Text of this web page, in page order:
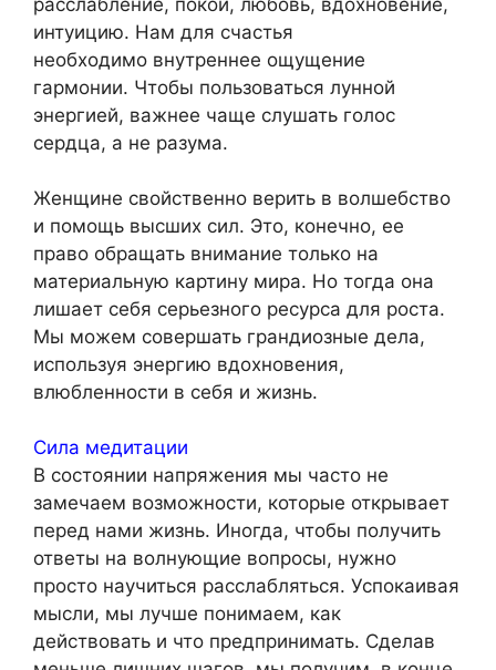
интуицию. Нам для счастья
необходимо внутреннее ощущение
гармонии. Чтобы пользоваться лунной
энергией, важнее чаще слушать голос
сердца, а не разума.
Женщине свойственно верить в волшебство
и помощь высших сил. Это, конечно, ее
право обращать внимание только на
материальную картину мира. Но тогда она
лишает себя серьезного ресурса для роста.
Мы можем совершать грандиозные дела,
используя энергию вдохновения,
влюбленности в себя и жизнь.
Сила медитации
В состоянии напряжения мы часто не
замечаем возможности, которые открывает
перед нами жизнь. Иногда, чтобы получить
ответы на волнующие вопросы, нужно
просто научиться расслабляться. Успокаивая
мысли, мы лучше понимаем, как
действовать и что предпринимать. Сделав